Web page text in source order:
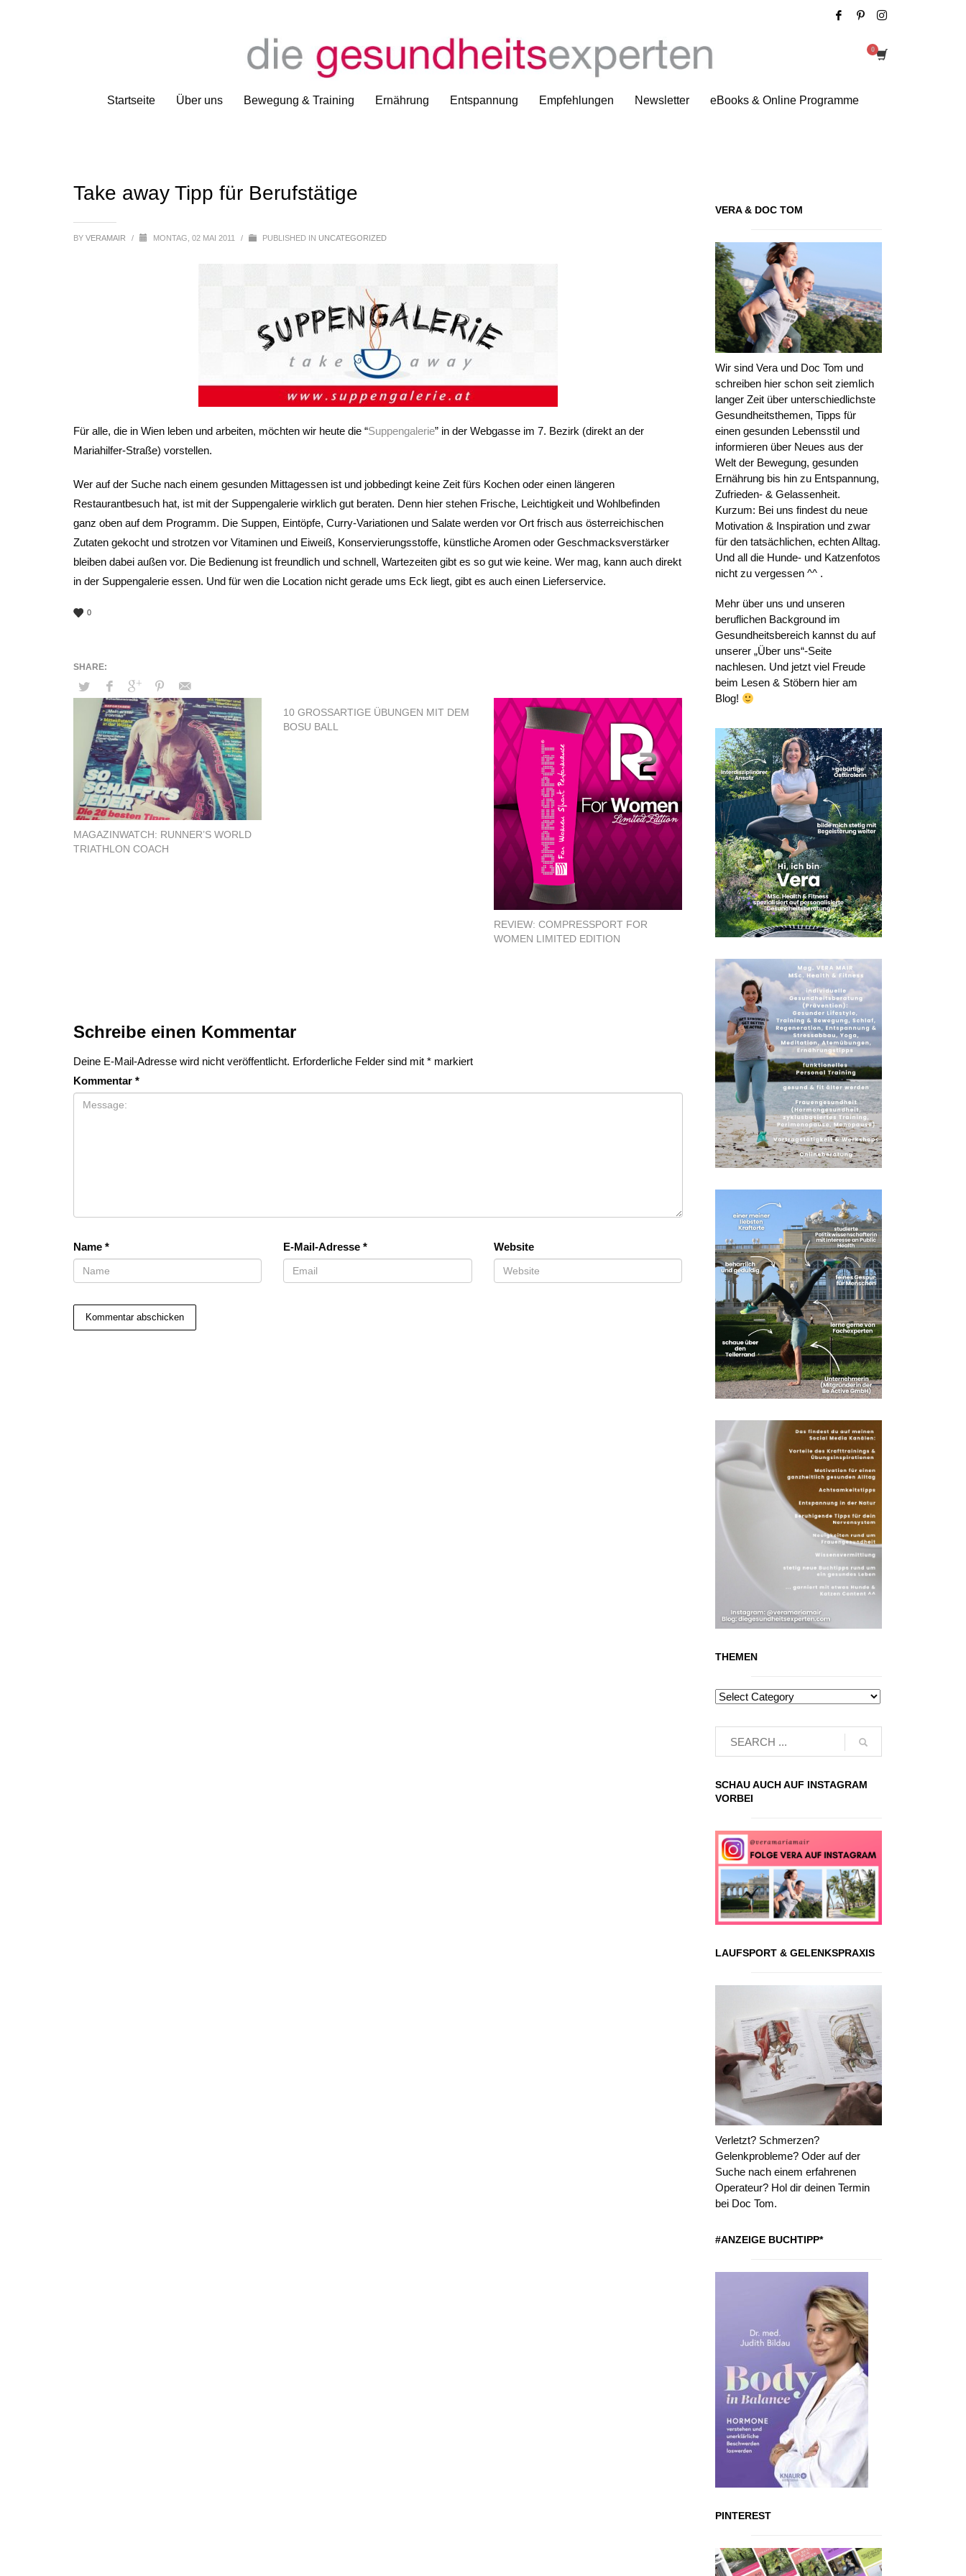
Startseite Über uns Bewegung & Training Ernährung Entspannung Empfehlungen Newsletter eBooks & Online Programme
Take away Tipp für Berufstätige
Take away Tipp für Berufstätige
BY VERAMAIR / MONTAG, 02 MAI 2011 / PUBLISHED IN UNCATEGORIZED
Für alle, die in Wien leben und arbeiten, möchten wir heute die “Suppengalerie” in der Webgasse im 7. Bezirk (direkt an der
Mariahilfer-Straße) vorstellen.
Wer auf der Suche nach einem gesunden Mittagessen ist und jobbedingt keine Zeit fürs Kochen oder einen längeren
Restaurantbesuch hat, ist mit der Suppengalerie wirklich gut beraten. Denn hier stehen Frische, Leichtigkeit und Wohlbefinden
ganz oben auf dem Programm. Die Suppen, Eintöpfe, Curry-Variationen und Salate werden vor Ort frisch aus österreichischen
Zutaten gekocht und strotzen vor Vitaminen und Eiweiß, Konservierungsstoffe, künstliche Aromen oder Geschmacksverstärker
bleiben dabei außen vor. Die Bedienung ist freundlich und schnell, Wartezeiten gibt es so gut wie keine. Wer mag, kann auch direkt
in der Suppengalerie essen. Und für wen die Location nicht gerade ums Eck liegt, gibt es auch einen Lieferservice.
0
MAGAZINWATCH: RUNNER’S WORLD
TRIATHLON COACH
10 GROSSARTIGE ÜBUNGEN MIT DEM B
OSU BALL
REVIEW: COMPRESSPORT FOR
WOMEN LIMITED EDITION
Schreibe einen Kommentar
Deine E-Mail-Adresse wird nicht veröffentlicht. Erforderliche Felder sind mit * markiert
Kommentar *
Name * E-Mail-Adresse* Website
VERA & DOC TOM
Wir sind Vera und Doc Tom und
schreiben hier schon seit ziemlich
langer Zeit über unterschiedlichste
Gesundheitsthemen, Tipps für
einen gesunden Lebensstil und
informieren über Neues aus der
Welt der Bewegung, gesunden
Ernährung bis hin zu Entspannung,
Zufrieden- & Gelassenheit.
Kurzum: Bei uns findest du neue
Motivation & Inspiration und zwar
für den tatsächlichen, echten Alltag.
Und all die Hunde- und Katzenfotos
nicht zu vergessen ^^ .
Mehr über uns und unseren
beruflichen Background im
Gesundheitsbereich kannst du auf
unserer „Über uns“-Seite
nachlesen. Und jetzt viel Freude
beim Lesen & Stöbern hier am
Blog!
THEMEN
SCHAU AUCH AUF INSTAGRAM
VORBEI
LAUFSPORT & GELENKSPRAXIS
Verletzt? Schmerzen?
Gelenkprobleme? Oder auf der
Suche nach einem erfahrenen
Operateur? Hol dir deinen Termin
bei Doc Tom.
#ANZEIGE BUCHTIPP*
PINTEREST